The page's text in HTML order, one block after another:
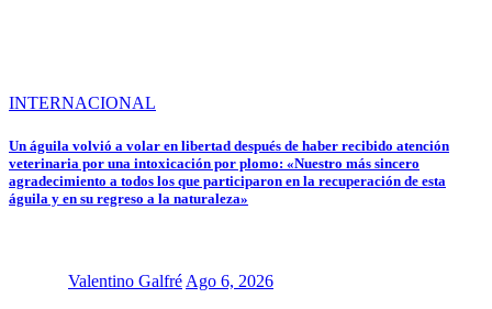
INTERNACIONAL
Un águila volvió a volar en libertad después de haber recibido atención
veterinaria por una intoxicación por plomo: «Nuestro más sincero
agradecimiento a todos los que participaron en la recuperación de esta
águila y en su regreso a la naturaleza»
Valentino Galfré Ago 6, 2026